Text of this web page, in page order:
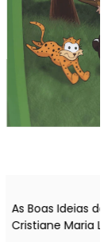
As Boas Ideias
Cristiane Maria